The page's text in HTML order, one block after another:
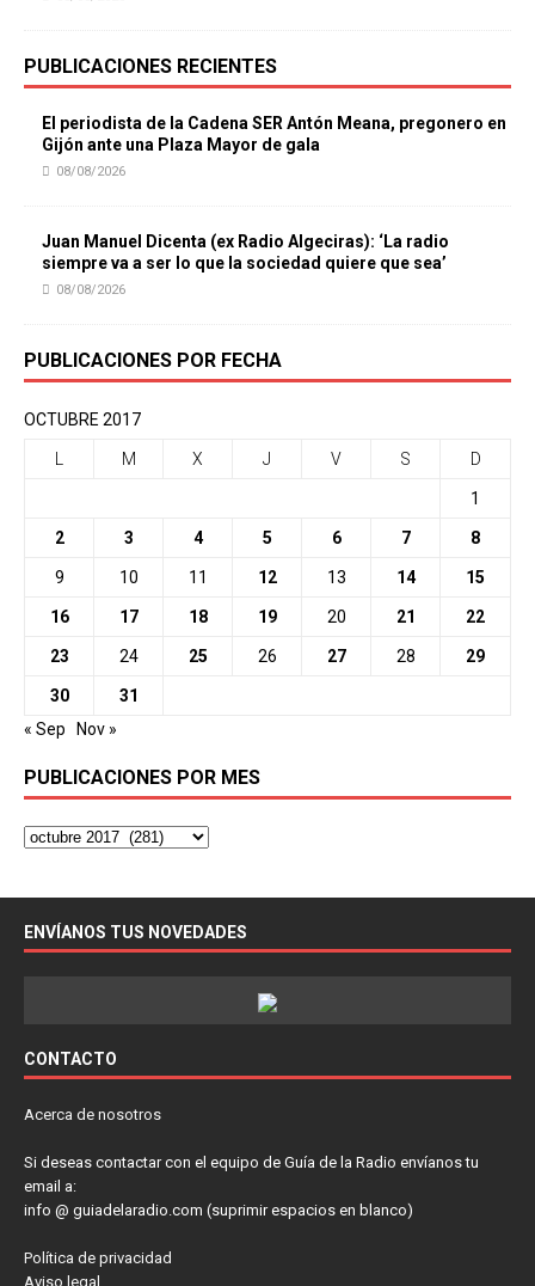
PUBLICACIONES RECIENTES
El periodista de la Cadena SER Antón Meana, pregonero en
Gijón ante una Plaza Mayor de gala
08/08/2026
Juan Manuel Dicenta (ex Radio Algeciras): ‘La radio
siempre va a ser lo que la sociedad quiere que sea’
08/08/2026
PUBLICACIONES POR FECHA
OCTUBRE 2017
M X J V S D
1
2 3 4 5 6 7 8
9 10 11 12 13 14 15
16 17 18 19 20 21 22
23 24 25 26 27 28 29
30
31
« Sep
Nov »
PUBLICACIONES POR MES
ENVÍANOS TUS NOVEDADES
CONTACTO
Acerca de nosotros
Si deseas contactar con el equipo de Guía de la Radio envíanos tu
email a:
info @ guiadelaradio.com (suprimir espacios en blanco)
Política de privacidad
Aviso legal